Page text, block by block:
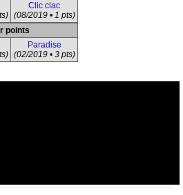
Clic clac
(08/2019 • 1 pts)
points
Paradise
(02/2019 • 3 pts)